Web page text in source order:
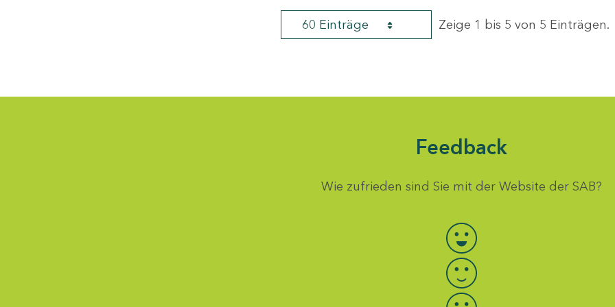
60 Einträge Zeige 1 bis 5 von 5 Einträgen.
Feedback
Wie zufrieden sind Sie mit der Website der SAB?
Bewertung auswählen